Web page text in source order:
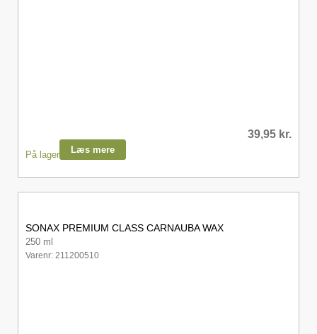
39,95 kr.
På lager Læs mere
SONAX PREMIUM CLASS CARNAUBA WAX
250 ml
Varenr: 211200510